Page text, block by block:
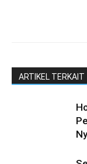
ARTIKEL TERKAIT